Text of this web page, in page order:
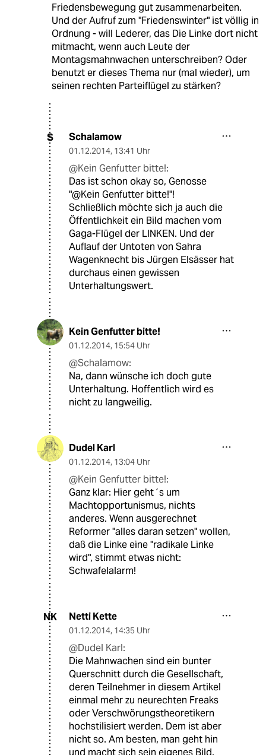
Friedensbewegung gut zusammenarbeiten.
Und der Aufruf zum "Friedenswinter" ist völlig in
Ordnung - will Lederer, das Die Linke dort nicht
mitmacht, wenn auch Leute der
Montagsmahnwachen unterschreiben? Oder
benutzt er dieses Thema nur (mal wieder), um
seinen rechten Parteiflügel zu stärken?
S Schalamow
01.12.2014, 13:41 Uhr
@Kein Genfutter bitte!:
Das ist schon okay so, Genosse
"@Kein Genfutter bitte!"!
Schließlich möchte sich ja auch die
Öffentlichkeit ein Bild machen vom
Gaga-Flügel der LINKEN. Und der
Auflauf der Untoten von Sahra
Wagenknecht bis Jürgen Elsässer hat
durchaus einen gewissen
Unterhaltungswert.
Kein Genfutter bitte!
01.12.2014, 15:54 Uhr
@Schalamow:
Na, dann wünsche ich doch gute
Unterhaltung. Hoffentlich wird es
nicht zu langweilig.
Dudel Karl
01.12.2014, 13:04 Uhr
@Kein Genfutter bitte!:
Ganz klar: Hier geht´s um
Machtopportunismus, nichts
anderes. Wenn ausgerechnet
Reformer "alles daran setzen" wollen,
daß die Linke eine "radikale Linke
wird", stimmt etwas nicht:
Schwafelalarm!
NK Netti Kette
01.12.2014, 14:35 Uhr
@Dudel Karl:
Die Mahnwachen sind ein bunter
Querschnitt durch die Gesellschaft,
deren Teilnehmer in diesem Artikel
einmal mehr zu neurechten Freaks
oder Verschwörungstheoretikern
hochstilisiert werden. Dem ist aber
nicht so. Am besten, man geht hin
und macht sich sein eigenes Bild.